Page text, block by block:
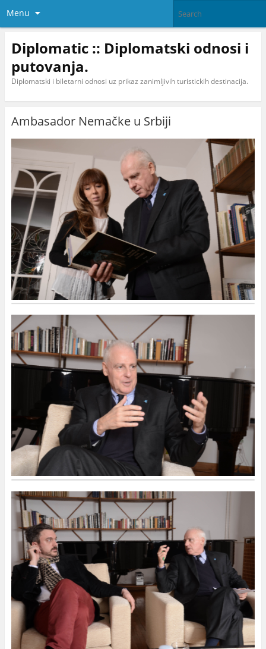
Menu
Diplomatic :: Diplomatski odnosi i
putovanja.
Diplomatski i biletarni odnosi uz prikaz zanimljivih turistickih destinacija.
Ambasador Nemačke u Srbiji